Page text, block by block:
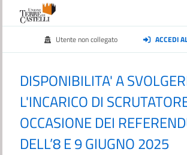
Utente non collegato ACCEDI
DISPONIBILITA' A
L'INCARICO DI
OCCASIONE DEI
DELL’8 E 9 GIUGNO 2025